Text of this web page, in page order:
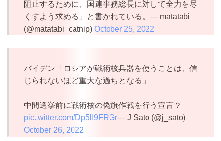
阻止するために、国連事務総長に対して全力を尽
くすよう求める」と書かれている。— matatabi
(@matatabi_catnip) October 25, 2022
バイデン「ロシアが戦術核兵器を使うことは、信
じられないほど重大な過ちとなる」
中間選挙前に戦術核の偽旗作戦を行う宣言？
pic.twitter.com/Dp5lI9FRGr— J Sato (@j_sato)
October 26, 2022